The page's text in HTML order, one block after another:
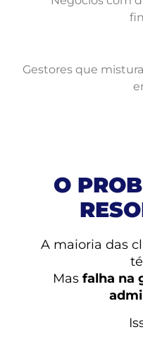
Gestores que
O
A maioria das
Mas falha na